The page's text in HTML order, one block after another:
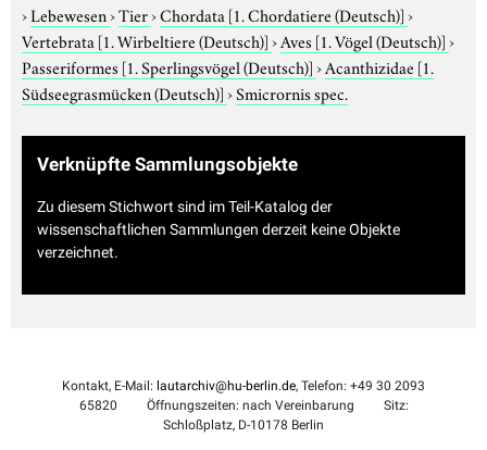
›Lebewesen›Tier›Chordata [1. Chordatiere (Deutsch)]›
Vertebrata [1. Wirbeltiere (Deutsch)]›Aves [1. Vögel (Deutsch)]›
Passeriformes [1. Sperlingsvögel (Deutsch)]›Acanthizidae [1.
Südseegrasmücken (Deutsch)]›Smicrornis spec.
Verknüpfte Sammlungsobjekte
Zu diesem Stichwort sind im Teil-Katalog der
wissenschaftlichen Sammlungen derzeit keine Objekte
verzeichnet.
Kontakt, E-Mail: lautarchiv@hu-berlin.de, Telefon: +49 30 2093
65820
Öffnungszeiten: nach Vereinbarung
Sitz:
Schloßplatz, D-10178 Berlin